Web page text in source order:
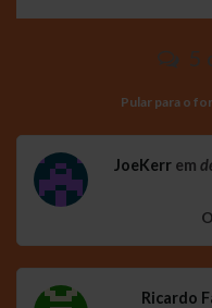
5
Pular para o
JoeKerr em
Ricardo